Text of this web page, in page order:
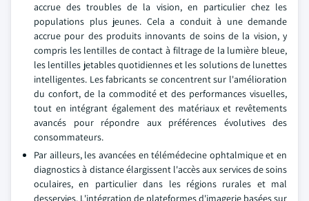
accrue des troubles de la vision, en particulier chez les
populations plus jeunes. Cela a conduit à une demande
accrue pour des produits innovants de soins de la vision, y
compris les lentilles de contact à filtrage de la lumière bleue,
les lentilles jetables quotidiennes et les solutions de lunettes
intelligentes. Les fabricants se concentrent sur l'amélioration
du confort, de la commodité et des performances visuelles,
tout en intégrant également des matériaux et revêtements
avancés pour répondre aux préférences évolutives des
consommateurs.
Par ailleurs, les avancées en télémédecine ophtalmique et en
diagnostics à distance élargissent l'accès aux services de soins
oculaires, en particulier dans les régions rurales et mal
desservies. L'intégration de plateformes d'imagerie basées sur